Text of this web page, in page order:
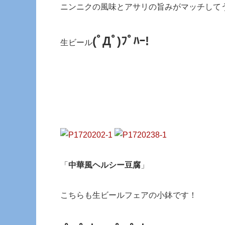
ニンニクの風味とアサリの旨みがマッチして
生ビール(ﾟДﾟ)ﾌﾟﾊｰ!
「 中華風ヘルシー豆腐 」
こちらも生ビールフェアの小鉢です！